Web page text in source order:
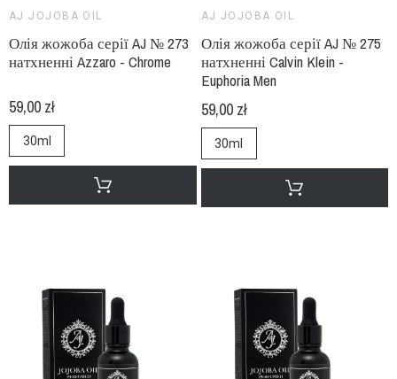
AJ JOJOBA OIL
Олія жожоба серії AJ № 273
натхненні Azzaro - Chrome
59,00 zł
30ml
AJ JOJOBA OIL
Олія жожоба серії AJ № 275
натхненні Calvin Klein -
Euphoria Men
59,00 zł
30ml